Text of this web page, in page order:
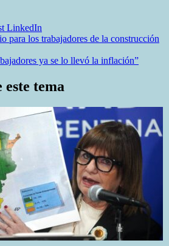
LinkedIn
para los trabajadores de la construcción
ya se lo llevó la inflación”
este tema